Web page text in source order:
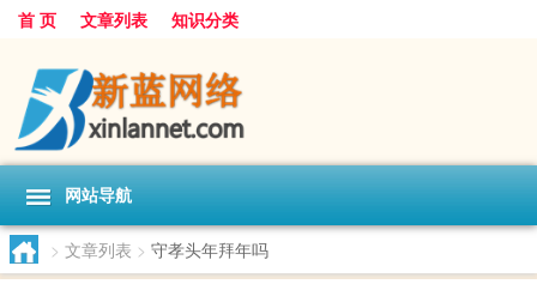
首 页 文章列表 知识分类
网站导航
> 文章列表 > 守孝头年拜年吗